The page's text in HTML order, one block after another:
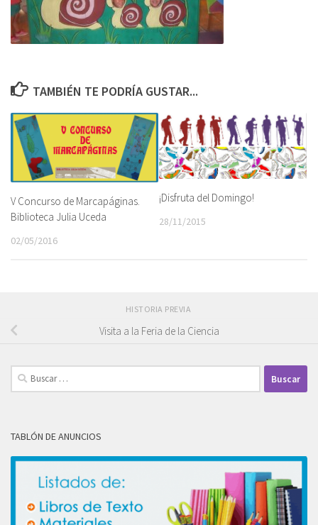
TAMBIÉN TE PODRÍA GUSTAR...
V Concurso de Marcapáginas.
Biblioteca Julia Uceda
02/05/2016
¡Disfruta del Domingo!
28/11/2015
HISTORIA PREVIA
Visita a la Feria de la Ciencia
Buscar:
TABLÓN DE ANUNCIOS